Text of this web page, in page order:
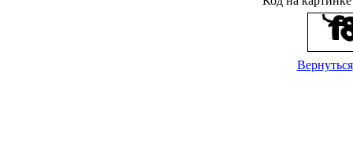
Вернуться